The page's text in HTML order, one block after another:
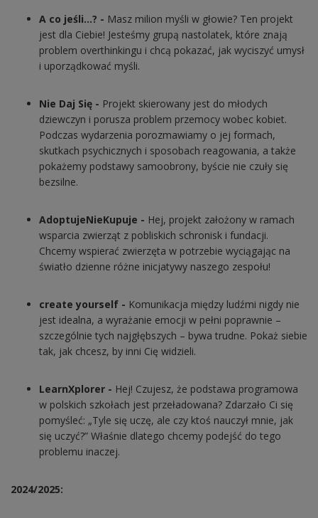
A co jeśli…? - Masz milion myśli w głowie? Ten projekt
jest dla Ciebie! Jesteśmy grupą nastolatek, które znają
problem overthinkingu i chcą pokazać, jak wyciszyć umysł
i uporządkować myśli.
Nie Daj Się - Projekt skierowany jest do młodych
dziewczyn i porusza problem przemocy wobec kobiet.
Podczas wydarzenia porozmawiamy o jej formach,
skutkach psychicznych i sposobach reagowania, a także
pokażemy podstawy samoobrony, byście nie czuły się
bezsilne.
AdoptujeNieKupuje - Hej, projekt założony w ramach
wsparcia zwierząt z pobliskich schronisk i fundacji.
Chcemy wspierać zwierzęta w potrzebie wyciągając na
światło dzienne różne inicjatywy naszego zespołu!
create yourself - Komunikacja między ludźmi nigdy nie
jest idealna, a wyrażanie emocji w pełni poprawnie –
szczególnie tych najgłębszych – bywa trudne. Pokaż siebie
tak, jak chcesz, by inni Cię widzieli.
LearnXplorer - Hej! Czujesz, że podstawa programowa
w polskich szkołach jest przeładowana? Zdarzało Ci się
pomyśleć: „Tyle się uczę, ale czy ktoś nauczył mnie, jak
się uczyć?” Właśnie dlatego chcemy podejść do tego
problemu inaczej.
2024/2025: